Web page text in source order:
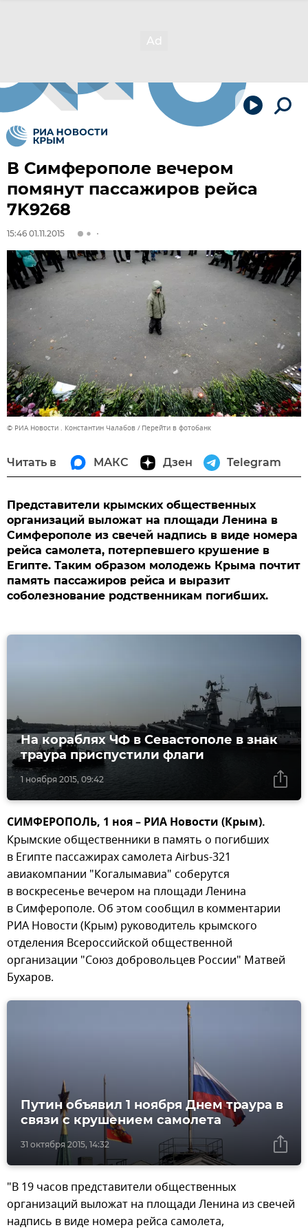
В Симферополе вечером
помянут пассажиров рейса
7K9268
15:46 01.11.2015
© РИА Новости . Константин Чалабов Перейти в фотобанк
Читать в МАКС Дзен Telegram
Представители крымских общественных
организаций выложат на площади Ленина в
Симферополе из свечей надпись в виде номера
рейса самолета, потерпевшего крушение в
Египте. Таким образом молодежь Крыма почтит
память пассажиров рейса и выразит
соболезнование родственникам погибших.
1 ноября 2015, 09:42
На кораблях ЧФ в Севастополе в знак
траура приспустили флаги
СИМФЕРОПОЛЬ, 1 ноя – РИА Новости (Крым).
Крымские общественники в память о погибших
в Египте пассажирах самолета Airbus-321
авиакомпании "Когалымавиа" соберутся
в воскресенье вечером на площади Ленина
в Симферополе. Об этом сообщил в комментарии
РИА Новости (Крым) руководитель крымского
отделения Всероссийской общественной
организации "Союз добровольцев России" Матвей
Бухаров.
31 октября 2015, 14:32
Путин объявил 1 ноября Днем траура в
связи с крушением самолета
"В 19 часов представители общественных
организаций выложат на площади Ленина из свечей
надпись в виде номера рейса самолета,